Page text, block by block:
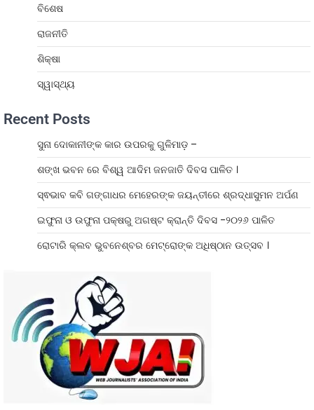
ବିଶେଷ
ରାଜନୀତି
ଶିକ୍ଷା
ସ୍ୱାସ୍ଥ୍ୟ
Recent Posts
ସୁନା ଦୋକାନୀଙ୍କ କାର ଉପରକୁ ଗୁଳିମାଡ଼ –
ଶଙ୍ଖ ଭବନ ରେ ବିଶ୍ୱ ଆଦିମ ଜନଜାତି ଦିବସ ପାଳିତ ।
ସ୍ଵଭାବ କବି ଗଙ୍ଗାଧର ମେହେରଙ୍କ ଜୟନ୍ତୀରେ ଶ୍ରଦ୍ଧାସୁମନ ଅର୍ପଣ
ଇଫୁନା ଓ ଉଫୁନା ପକ୍ଷରୁ ଅଗଷ୍ଟ କ୍ରାନ୍ତି ଦିବସ -୨୦୨୬ ପାଳିତ
ରୋଟାରି କ୍ଲବ ଭୁବନେଶ୍ବର ମେଟ୍ରୋଙ୍କ ଅଧିଷ୍ଠାନ ଉତ୍ସବ ।